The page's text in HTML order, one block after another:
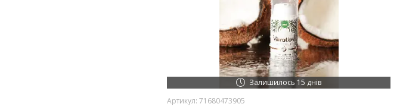
Залишилось 15 днів
71680473905